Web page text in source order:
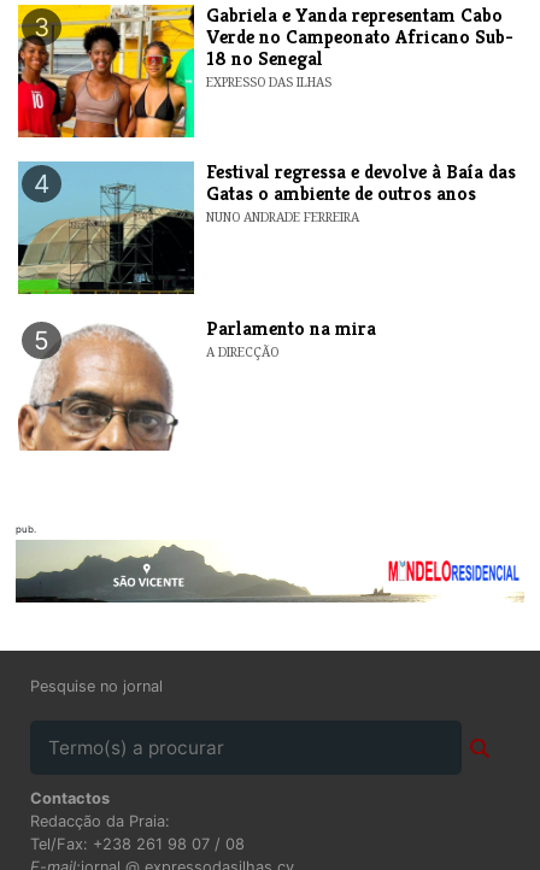
3
Gabriela e Yanda representam Cabo
Verde no Campeonato Africano Sub-
18 no Senegal
EXPRESSO DAS ILHAS
4
Festival regressa e devolve à Baía das
Gatas o ambiente de outros anos
NUNO ANDRADE FERREIRA
5 Parlamento na mira
A DIRECÇÃO
pub.
Pesquise no jornal
Contactos
Redacção da Praia:
Tel/Fax: +238 261 98 07 / 08